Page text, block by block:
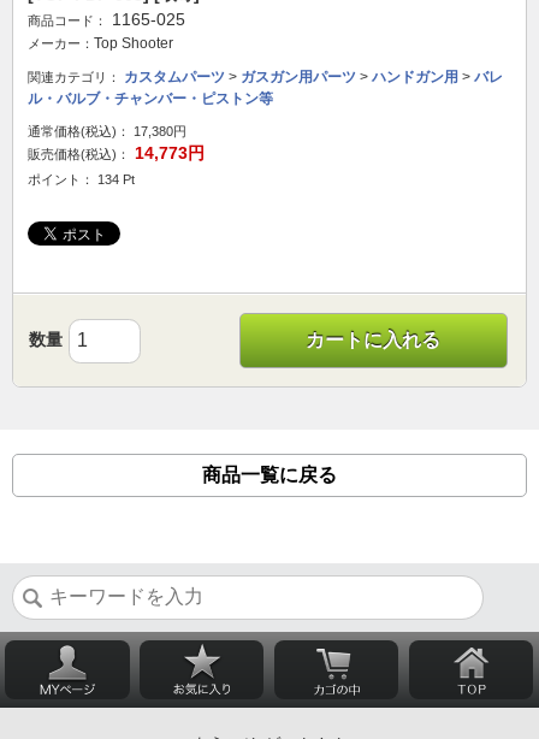
商品コード： 1165-025
メーカー： Top Shooter
関連カテゴリ： カスタムパーツ > ガスガン用パーツ > ハンドガン用 > バレ
ル・バルブ・チャンバー・ピストン等
通常価格(税込)：
17,380円
販売価格(税込)：
14,773円
ポイント： 134 Pt
数量 カートに入れる
商品一覧に戻る